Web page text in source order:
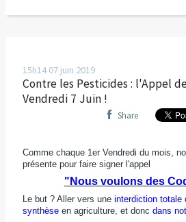
15h14 07 juin 2019
Contre les Pesticides : l'Appel
Vendredi 7 Juin !
Share
Comme chaque 1er Vendredi du mois,
présente pour faire signer l'appel
"Nous voulons des
Le but ? Aller vers une interdiction totale
synthèseen agriculture, et donc dans